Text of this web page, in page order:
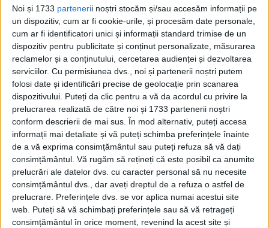
Noi și 1733 partenerii noștri stocăm și/sau accesăm informații pe
un dispozitiv, cum ar fi cookie-urile, și procesăm date personale,
cum ar fi identificatori unici și informații standard trimise de un
dispozitiv pentru publicitate și conținut personalizate, măsurarea
reclamelor și a conținutului, cercetarea audienței și dezvoltarea
serviciilor. Cu permisiunea dvs., noi și partenerii noștri putem
folosi date și identificări precise de geolocație prin scanarea
dispozitivului. Puteți da clic pentru a vă da acordul cu privire la
prelucrarea realizată de către noi și 1733 partenerii noștri
conform descrierii de mai sus. În mod alternativ, puteți accesa
informații mai detaliate și vă puteți schimba preferințele înainte
de a vă exprima consimțământul sau puteți refuza să vă dați
consimțământul. Vă rugăm să rețineți că este posibil ca anumite
prelucrări ale datelor dvs. cu caracter personal să nu necesite
consimțământul dvs., dar aveți dreptul de a refuza o astfel de
prelucrare. Preferințele dvs. se vor aplica numai acestui site
web. Puteți să vă schimbați preferințele sau să vă retrageți
consimțământul în orice moment, revenind la acest site și
CENZURA A AVUT UN IMPACT
PROFUND ASUPRA CULTURII
ROMÂNIEI ÎN PERIOADA COMUNISTĂ
Artiștii, scriitorii și intelectualii au fost
forțați să-și autocenzureze opera pentru a
evita arestarea și persecuția. Acest lucru a
dus la o înăbușire a creativității și o lipsă de
opere de artă și literatură originale. De
asemenea, PCR a folosit cenzura pentru a
rescrie istoria, creând o narațiune falsă a
trecutului României pentru a-și justifica
controlul asupra puterii.